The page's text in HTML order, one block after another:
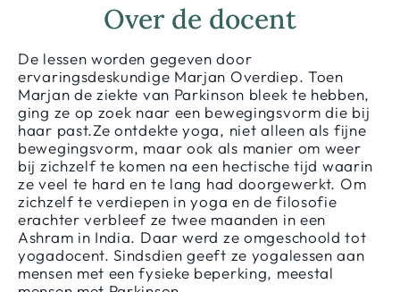
Over de docent
De lessen worden gegeven door
ervaringsdeskundige Marjan Overdiep. Toen
Marjan de ziekte van Parkinson bleek te hebben,
ging ze op zoek naar een bewegingsvorm die bij
haar past.Ze ontdekte yoga, niet alleen als fijne
bewegingsvorm, maar ook als manier om weer
bij zichzelf te komen na een hectische tijd waarin
ze veel te hard en te lang had doorgewerkt. Om
zichzelf te verdiepen in yoga en de filosofie
erachter verbleef ze twee maanden in een
Ashram in India. Daar werd ze omgeschoold tot
yogadocent. Sindsdien geeft ze yogalessen aan
mensen met een fysieke beperking, meestal